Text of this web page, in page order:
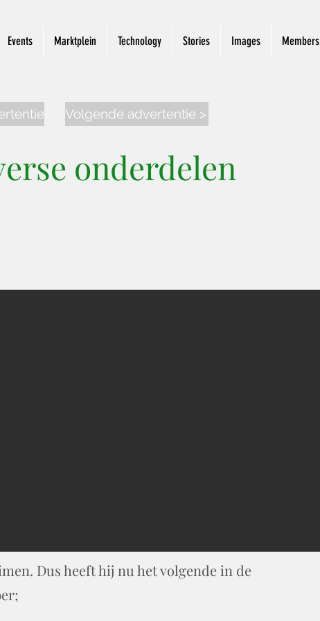
Events Marktplein Technology Stories Images Members
Volgende advertentie >
onderdelen
Dus heeft hij nu het volgende in de